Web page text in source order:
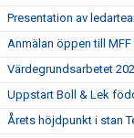
Presentation av
Anmälan öppen till MFF
Värdegrundsarbetet
Uppstart Boll & Lek
Årets höjdpunkt i stan